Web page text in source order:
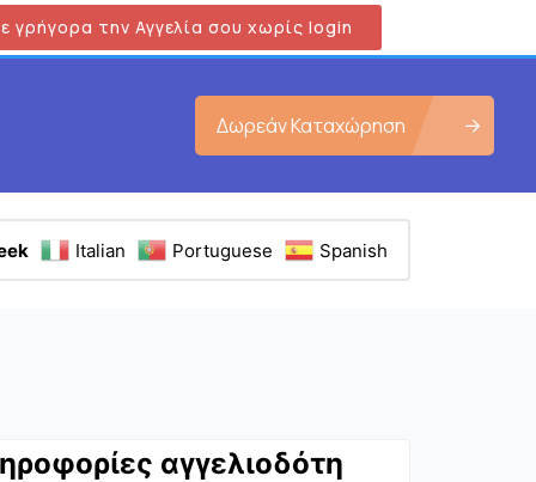
γρήγορα την Αγγελία σου χωρίς login
Δωρεάν Καταχώρηση
Italian Portuguese Spanish
αγγελιοδότη